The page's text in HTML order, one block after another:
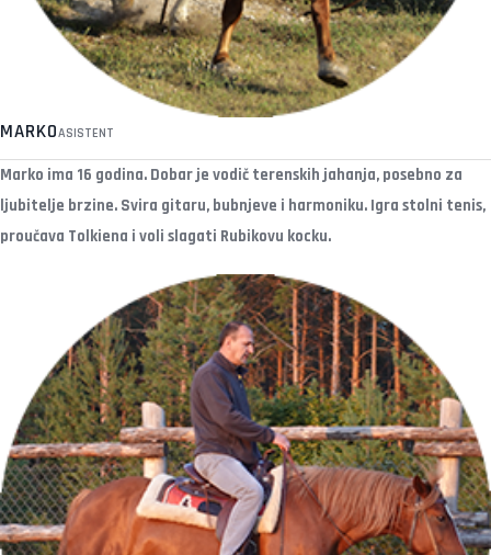
MARKOASISTENT
Marko ima 16 godina. Dobar je vodič terenskih jahanja, posebno za
ljubitelje brzine. Svira gitaru, bubnjeve i harmoniku. Igra stolni tenis,
proučava Tolkiena i voli slagati Rubikovu kocku.